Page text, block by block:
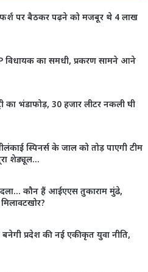
फर्श पर बैठकर पढ़ने को मजबूर थे 4 लाख
विधायक का समधी, प्रकरण सामने आने
का भंडाफोड़, 30 हजार लीटर नकली घी
स्पिनर्स के जाल को तोड़ पाएगी टीम
शेड्यूल…
कौन हैं आईएएस तुकाराम मुंढे,
प्रदेश की नई एकीकृत युवा नीति,